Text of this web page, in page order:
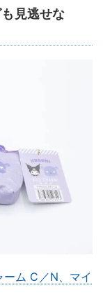
見逃せな
ム C／N、マイ